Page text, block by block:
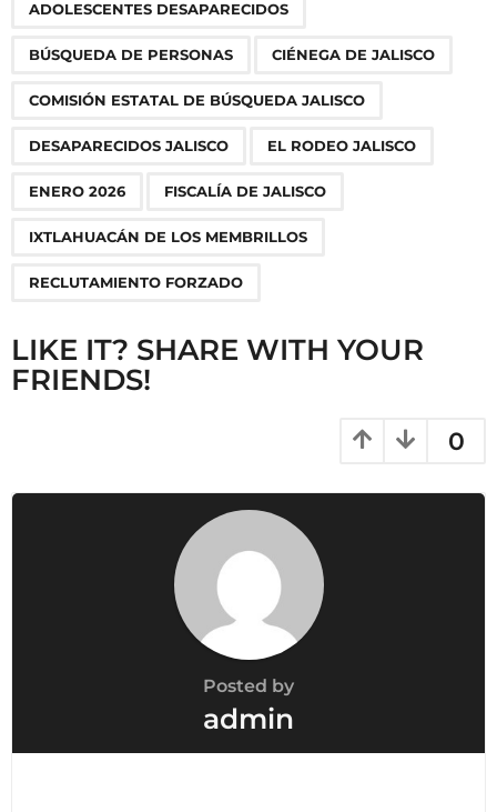
n
ADOLESCENTES DESAPARECIDOS
BÚSQUEDA DE PERSONAS CIÉNEGA DE JALISCO
COMISIÓN ESTATAL DE BÚSQUEDA JALISCO
DESAPARECIDOS JALISCO EL RODEO JALISCO
ENERO 2026 FISCALÍA DE JALISCO
IXTLAHUACÁN DE LOS MEMBRILLOS
RECLUTAMIENTO FORZADO
LIKE IT? SHARE WITH YOUR
FRIENDS!
0
Posted by
admin